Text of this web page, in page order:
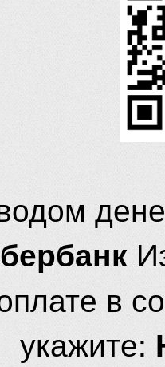
в
укажите: